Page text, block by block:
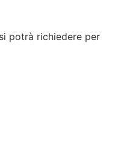
potrà richiedere per